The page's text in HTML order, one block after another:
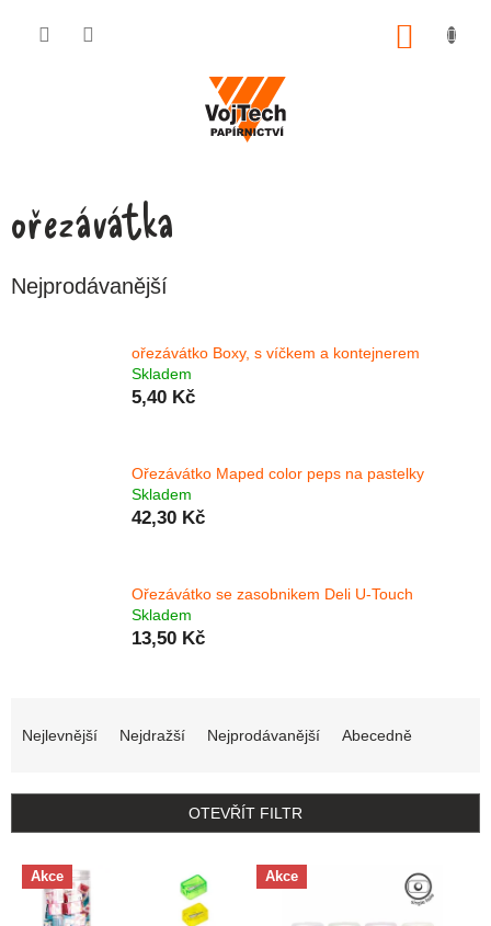
ořezávátka
Nejprodávanější
ořezávátko Boxy, s víčkem a kontejnerem
Skladem
5,40 Kč
Ořezávátko Maped color peps na pastelky
Skladem
42,30 Kč
Ořezávátko se zasobnikem Deli U-Touch
Skladem
13,50 Kč
Nejlevnější Nejdražší Nejprodávanější Abecedně
OTEVŘÍT FILTR
Výpis produktů
Akce Akce